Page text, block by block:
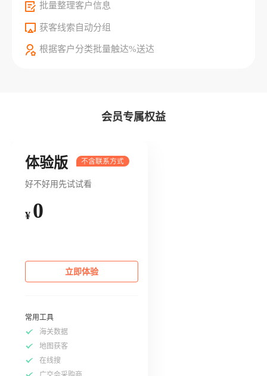
批量整理客户信息
获客线索自动分组
根据客户分类批量触达%送达
会员专属权益
体验版
好不好用先试试看
¥ 0
立即体验
常用工具
海关数据
地图获客
在线搜